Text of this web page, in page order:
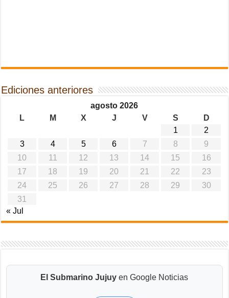
Ediciones anteriores
agosto 2026
L
M X J V S
D
1
2
3
4 5 6 7 8
9
10
11 12 13 14 15
16
17
18 19 20 21 22
23
24
25 26 27 28 29
30
31
« Jul
El Submarino Jujuy en Google Noticias